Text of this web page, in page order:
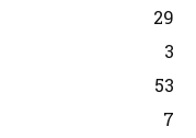
29
3
53
7